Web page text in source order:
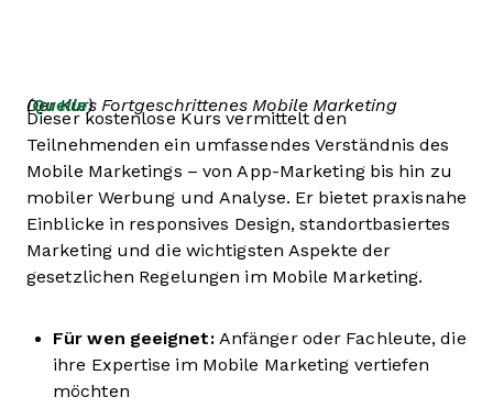
Der Kurs Fortgeschrittenes Mobile Marketing (Quelle)
Dieser kostenlose Kurs vermittelt den
Teilnehmenden ein umfassendes Verständnis des
Mobile Marketings – von App-Marketing bis hin zu
mobiler Werbung und Analyse. Er bietet praxisnahe
Einblicke in responsives Design, standortbasiertes
Marketing und die wichtigsten Aspekte der
gesetzlichen Regelungen im Mobile Marketing.
Für wen geeignet:Anfänger oder Fachleute, die
ihre Expertise im Mobile Marketing vertiefen
möchten